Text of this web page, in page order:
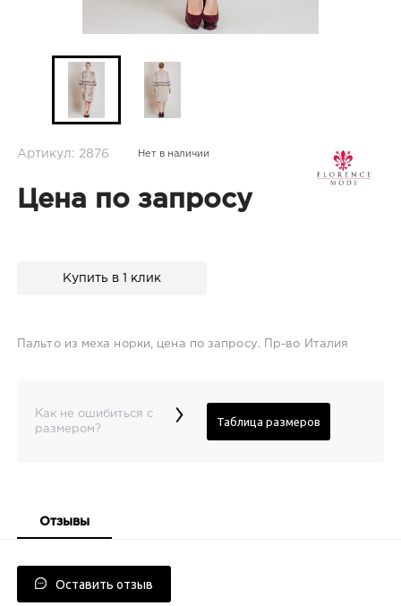
Артикул: 2876 Нет в наличии
Цена по запросу
Купить в 1 клик
Пальто из меха норки, цена по запросу. Пр-во Италия
Как не ошибиться с
размером?
› Таблица размеров
Отзывы
Оставить отзыв